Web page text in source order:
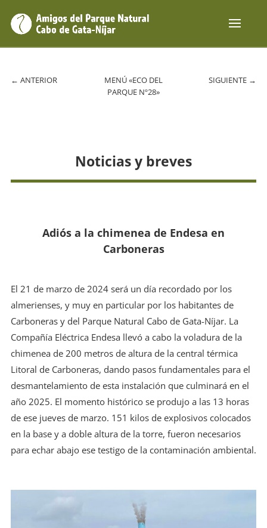
← ANTERIOR
MENÚ «ECO DEL
PARQUE Nº28»
SIGUIENTE →
Noticias y breves
Adiós a la chimenea de Endesa en
Carboneras
El 21 de marzo de 2024 será un día recordado por los
almerienses, y muy en particular por los habitantes de
Carboneras y del Parque Natural Cabo de Gata-Níjar. La
Compañía Eléctrica Endesa llevó a cabo la voladura de la
chimenea de 200 metros de altura de la central térmica
Litoral de Carboneras, dando pasos fundamentales para el
desmantelamiento de esta instalación que culminará en el
año 2025. El momento histórico se produjo a las 13 horas
de ese jueves de marzo. 151 kilos de explosivos colocados
en la base y a doble altura de la torre, fueron necesarios
para echar abajo ese testigo de la contaminación ambiental.